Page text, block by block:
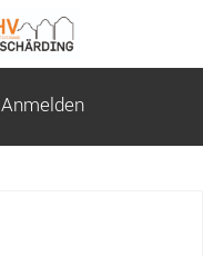
Anmelden